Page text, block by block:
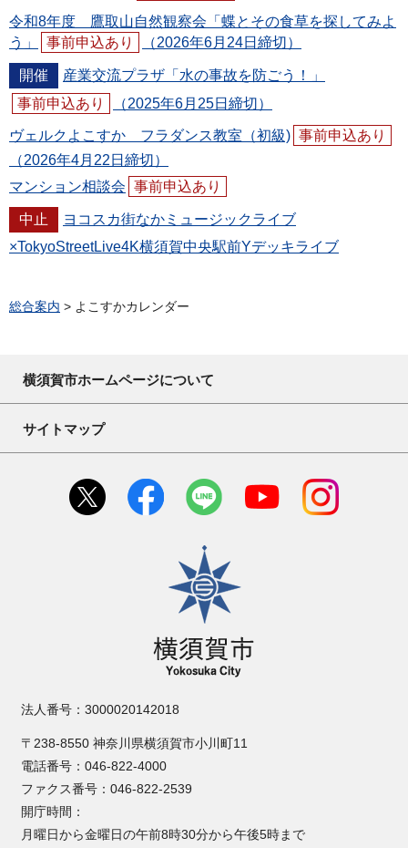
令和8年度 鷹取山自然観察会「蝶とその食草を探してみよ
う」
事前申込あり （2026年6月24日締切）
開催
産業交流プラザ「水の事故を防ごう！」
事前申込あり
（2025年6月25日締切）
ヴェルクよこすか フラダンス教室（初級) 事前申込あり
（2026年4月22日締切）
マンション相談会 事前申込あり
中止
ヨコスカ街なかミュージックライブ
×TokyoStreetLive4K横須賀中央駅前Yデッキライブ
総合案内 > よこすかカレンダー
横須賀市ホームページについて
サイトマップ
横須賀市
法人番号：3000020142018
〒238-8550 神奈川県横須賀市小川町11
電話番号：046-822-4000
ファクス番号：046-822-2539
開庁時間：
月曜日から金曜日の午前8時30分から午後5時まで